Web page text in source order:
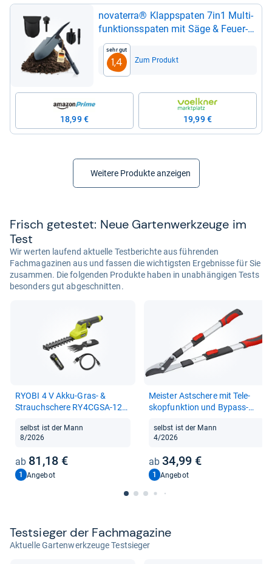
nova­terra® Klapp­spa­ten 7in1 Mul­ti­
funk­ti­onss­pa­ten mit Säge & Feu­er­
stein
Sehr gut
1,4 Zum Produkt
18,99 € 19,99 €
Weitere Produkte anzeigen
Frisch getes­tet: Neue Gar­ten­werk­zeuge im
Test
Wir werten laufend aktuelle Testberichte aus führenden
Fachmagazinen aus und fassen die wichtigsten Ergebnisse für Sie
zusammen. Die folgenden Produkte haben in unabhängigen Tests
besonders gut abgeschnitten.
RYOBI 4 V Akku-​Gras-​ &
Strauch­schere RY4CGSA-​120,
bel USB-​C
selbst ist der Mann
8/2026
81,18 €
1 Angebot
Meis­ter Ast­schere mit Tele­
skop­funk­tion und Bypass-​
selbst ist der Mann
4/2026
34,99 €
1 Angebot
Test­sie­ger der Fach­ma­ga­zine
Aktuelle Gartenwerkzeuge Testsieger